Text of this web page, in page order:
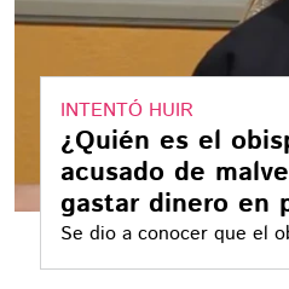
INTENTÓ HUIR
¿Quién es el
acusado de
gastar dinero en
Se dio a conocer que el
habría cruzado la